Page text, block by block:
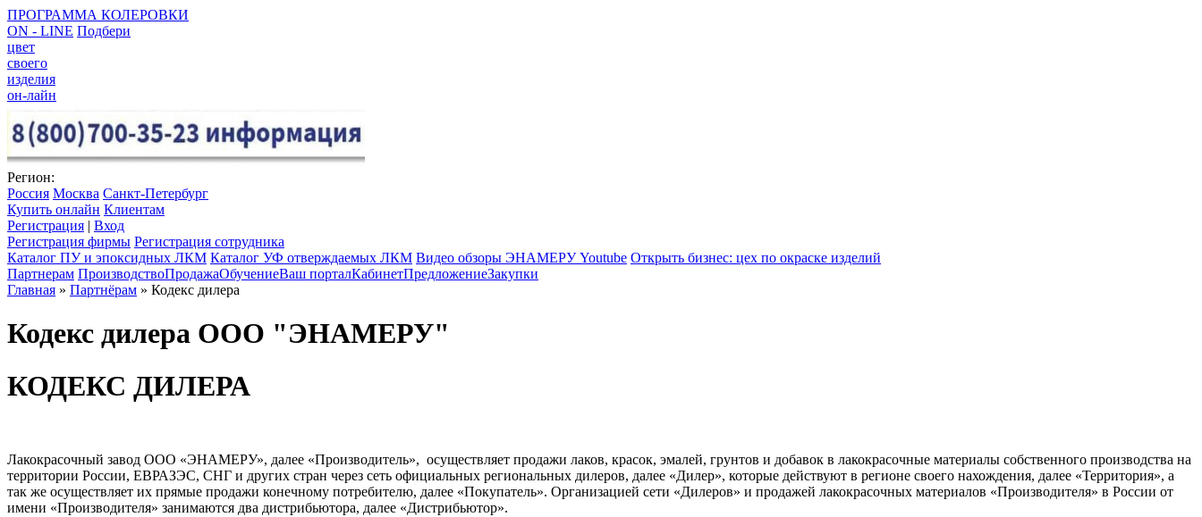
ПРОГРАММА КОЛЕРОВКИ
ON - LINE Подбери
цвет
своего
изделия
он-лайн
Регион:
Россия Москва Санкт-Петербург
Купить онлайн Клиентам
Регистрация | Вход
Регистрация фирмы Регистрация сотрудника
Каталог ПУ и эпоксидных ЛКМ Каталог УФ отверждаемых ЛКМ Видео обзоры ЭНАМЕРУ Youtube Открыть бизнес: цех по окраске изделий
Партнерам ПроизводствоПродажаОбучениеВаш порталКабинетПредложениеЗакупки
Главная » Партнёрам » Кодекс дилера
Кодекс дилера ООО "ЭНАМЕРУ"
КОДЕКС ДИЛЕРА
Лакокрасочный завод ООО «ЭНАМЕРУ», далее «Производитель», осуществляет продажи лаков, красок, эмалей, грунтов и добавок в лакокрасочные материалы собственного производства на
территории России, ЕВРАЗЭС, СНГ и других стран через сеть официальных региональных дилеров, далее «Дилер», которые действуют в регионе своего нахождения, далее «Территория», а
так же осуществляет их прямые продажи конечному потребителю, далее «Покупатель». Организацией сети «Дилеров» и продажей лакокрасочных материалов «Производителя» в России от
имени «Производителя» занимаются два дистрибьютора, далее «Дистрибьютор».